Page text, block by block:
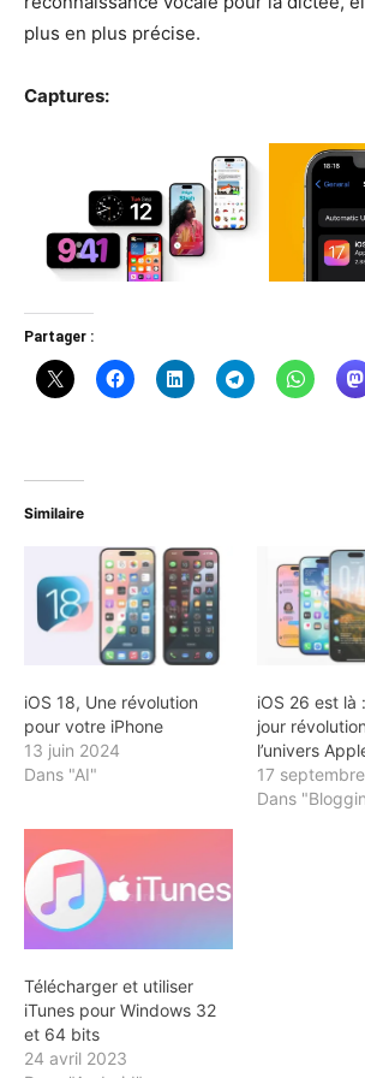
plus en plus précise.
Captures:
Partager :
Similaire
iOS 18, Une révolution
pour votre iPhone
13 juin 2024
Dans "AI"
iOS 26 est là
jour
l’univers
17
Dans
Télécharger et utiliser
iTunes pour Windows 32
et 64 bits
24 avril 2023